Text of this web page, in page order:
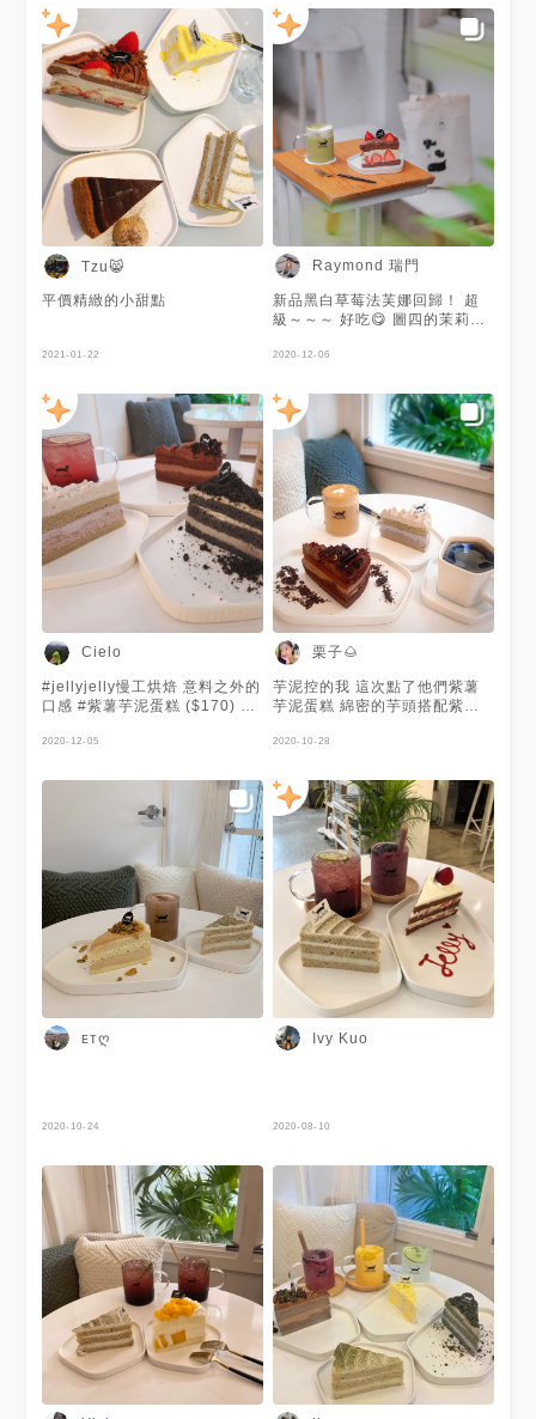
種生產故事及育兒故事 我真的
覺得我聽這類故事聽到目前生養
小孩的慾望逐漸趨於0⋯(遠目)
真ㄉ⋯太可怕惹😭 這家是熊寶
媽帶我去的 後來才知道原本是
網購甜點店起家 兩年前開設實
體門市 到現在還是超級夯～ 候
位了一下 到吃完離席，門口還
是滿滿人潮 人家說人都是有一
個甜點胃 我們兩個人一人各點
一個甜點一起share吃 光是甜點
就非常多樣選擇 喜歡他們的菜
單是手繪風 很可愛 蛋糕用料實
在吃得出來 甜而不膩的滋味 用
餐環境舒適 是一家好吃好拍又
好聊的店 會這麼受歡迎真的都
#jellyjellycafe #jellyjelly慢工
孝新生美食 #忠孝新生咖啡廳 #
臨沂街 #中正區美食
服也很順口，非常適合女生💓🌸
🌺 很推薦給喜歡花果香的人～ -
🔎桑椹莓果氣泡飲（$150） 味
道酸酸甜甜的很好喝！是女生會
喜歡的口味🥰 還能吃到一些果
粒吶！ 蠻推薦這杯氣泡飲的～
(⁎⁍̴̛ᴗ⁍̴̛⁎) - 🔎茉莉花奶綠蛋糕
（$150） 奶綠味很濃，就像真
的在喝奶綠一樣，吃進去的第一
口比較感受得到綠茶的味道，後
面就有點被奶味蓋過去了。 蛋
糕非常Q彈～也不會讓人覺得很
膩！ 一個人也能全部吃完🥴🤤 -
📍補充📍 💰低消：每人一杯飲
品 純白的外觀加上一點日式風
格～很適合拍照📷 晚上店裡的
霓虹燈也超可愛的❤️ 但是店裡
咖啡廳#台北美食#忠孝新生#忠
慢工烘培#甜點#咖啡廳
@MENU Taiwan
Tzu😸
平價精緻的小甜點
2021-01-22
Raymond 瑞門
新品黑白草莓法芙娜回歸！ 超
級～～～ 好吃😋 圖四的茉莉花
沒吃草莓蛋糕的朋友就是他了 #
生站美食 #忠孝新生站 #台北甜
點 #台北甜點店 #草莓蛋糕 #草
莓 #抹茶 #taipeicafe
2020-12-06
Cielo
#jellyjelly慢工烘焙 意料之外的
口感 #紫薯芋泥蛋糕 ($170) 真
不太像戚風 而是有點濕潤 芋泥
順 每一層口感香氣都不同 很有
芝麻也是超濃郁的 芝麻焙香氣
足 芝麻粉濃郁乾爽 整體吃口感
($170) 巧酥口感很棒 巧妙的出
現在濃郁的蛋糕體中 巧克力苦
甜濃郁 #紅茶拿鐵 很喜歡！低
消是飲料 但是不會失望 奶茶茶
香氣很足夠 奶香也結合的很棒
#taipeifood #台北美食 #台北
甜點
2020-12-05
栗子🌰
芋泥控的我 這次點了他們紫薯
芋泥蛋糕 綿密的芋頭搭配紫薯
體口感就是綿密不乾口 芋頭味
道 雖然我覺得都蠻甜的 但搭配
美式 我覺得剛剛好😚 - ▫️紫薯芋
泥蛋糕 $170 ▫️可可巧酥蛋糕
$170 ▫️美式咖啡 $120 - ✔️低消
一杯飲料 ✔️不收服務費喲 - 📍
台北市中正區臨沂街31-1號 🚇
捷運忠孝新生站2號出口 步行5
分鐘 ⏱12:00-19:00(週一二公
2020-10-28
ᴇᴛღ
2020-10-24
Ivy Kuo
2020-08-10